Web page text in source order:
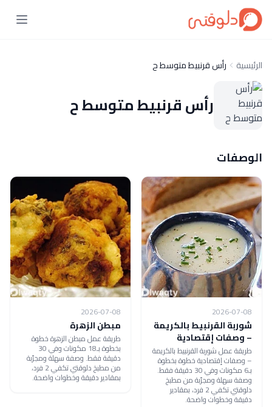
الرئيسية رأس قرنبيط متوسط ح
رأس قرنبيط متوسط ح
الوصفات
2026-07-08
شوربة القرنبيط بالكريمة
– وصفات إقتصادية
طريقة عمل شوربة القرنبيط بالكريمة
– وصفات إقتصادية خطوة بخطوة
بـ6 مكونات وفي 30 دقيقة فقط.
وصفة سهلة ومجرّبة من مطبخ
دلوقتي تكفي 2 فرد، بمقادير
دقيقة وخطوات واضحة.
2026-07-08
مبطن الزهرة
طريقة عمل مبطن الزهرة خطوة
بخطوة بـ18 مكونات وفي 30
دقيقة فقط. وصفة سهلة ومجرّبة
من مطبخ دلوقتي تكفي 2 فرد،
بمقادير دقيقة وخطوات واضحة.